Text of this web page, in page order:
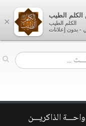
واحـــة الذاكريـــن
×
الكلم الطيب
الكلم الطيب
- بدون إعلانات